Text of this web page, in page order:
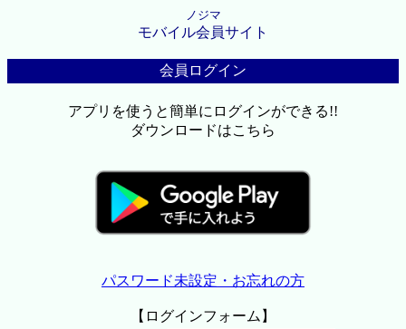
ノジマ
モバイル会員サイト
会員ログイン
アプリを使うと簡単にログインができる!!
ダウンロードはこちら
パスワード未設定・お忘れの方
【ログインフォーム】